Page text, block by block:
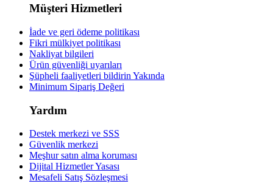
Müşteri Hizmetleri
İade ve geri ödeme politikası
Fikri mülkiyet politikası
Nakliyat bilgileri
Ürün güvenliği uyarıları
Şüpheli faaliyetleri bildirin Yakında
Minimum Sipariş Değeri
Yardım
Destek merkezi ve SSS
Güvenlik merkezi
Meşhur satın alma koruması
Dijital Hizmetler Yasası
Mesafeli Satış Sözleşmesi